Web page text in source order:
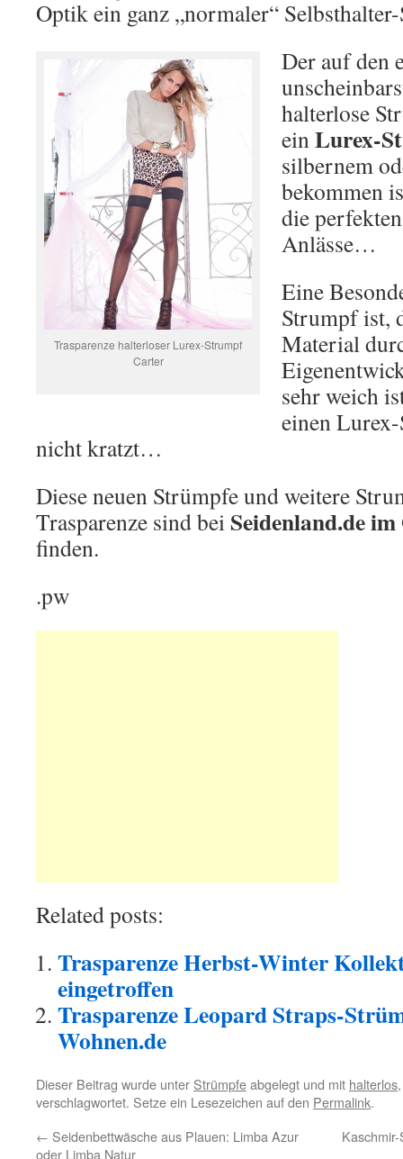
Optik ein ganz „normaler“
Trasparenze halterloser Lurex-Strumpf
Carter
Der auf den
halterlose
einLurex-
silbernem
bekommen
die
Anlässe…
Eine
Strumpf ist,
Material
sehr weich
einen
nicht kratzt…
Diese neuen Strümpfe und weitere
Trasparenze sind bei Seidenland.de
finden.
.pw
Related posts:
Trasparenze Herbst-Winter
eingetroffen
Trasparenze Leopard Straps-
Wohnen.de
Dieser Beitrag wurde unter Strümpfeabgelegt und mit halterlos
verschlagwortet. Setze ein Lesezeichen auf den Permalink.
← Seidenbettwäsche aus Plauen: Limba Azur
oder Limba Natur